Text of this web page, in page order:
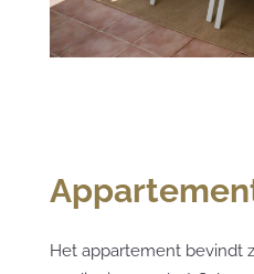
Het appartement bevindt